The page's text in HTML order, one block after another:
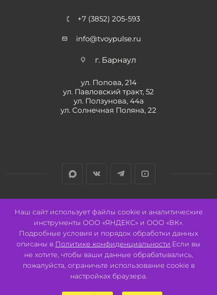
+7 (3852) 205-593
info@tvoypulse.ru
г. Барнаул
ул. Попова, 214
ул. Павловский тракт, 52
ул. Ползунова, 44а
ул. Солнечная Поляна, 22
2026 © ООО "СВК"/ 656064 г. Барнаул, ул. Павловский тракт, 52.
ИНН 2221130516 ОГРН 1082221000531.
Pulse - сеть магазинов для активных
Разработано:Авалон
Наш сайт использует файлы cookie и аналитические
инструменты ООО «ЯНДЕКС» и ООО «ВК».
Подробные условия и порядок обработки данных
описаны в Политике конфиденциальности.Если вы
не хотите, чтобы ваши данные обрабатывались,
пожалуйста, ограничьте использование cookie в
настройках браузера.